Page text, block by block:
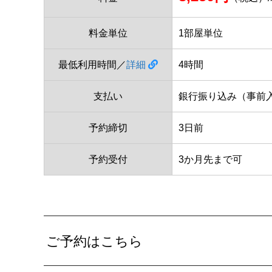
料金単位 1部屋単位
最低利用時間／詳細 4時間
支払い 銀行振り込み（事前
予約締切 3日前
予約受付 3か月先まで可
ご予約はこちら